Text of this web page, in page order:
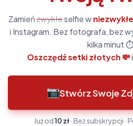
Zamieńzwykłeselfie w
i Instagram. Bez fotografa, bez
kilka minut ⏱️
Oszczędź setki złotych 💸
Stwórz Swoje
Już od10 zł · Bez subskrypcji ·